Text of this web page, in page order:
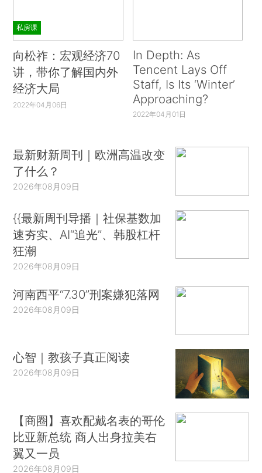
私房课
向松祚：宏观经济70
讲，带你了解国内外
经济大局
2022年04月06日
In Depth: As
Tencent Lays Off
Staff, Is Its ‘Winter’
Approaching?
2022年04月01日
最新财新周刊｜欧洲高温改变
了什么？
2026年08月09日
{{最新周刊导播｜社保基数加
速夯实、AI“追光”、韩股杠杆
狂潮
2026年08月09日
河南西平“7.30”刑案嫌犯落网
2026年08月09日
心智｜教孩子真正阅读
2026年08月09日
【商圈】喜欢配戴名表的哥伦
比亚新总统 商人出身拉美右
翼又一员
2026年08月09日